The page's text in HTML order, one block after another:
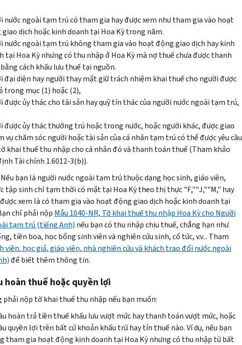
nước ngoài tạm trú có tham gia hay được xem như tham gia vào hoạt
dịch hoặc kinh doanh tại Hoa Kỳ trong năm.
nước ngoài tạm trú không tham gia vào hoạt động giao dịch hay kinh
tại Hoa Kỳ nhưng có thu nhập ở Hoa Kỳ mà nợ thuế chưa được thanh
cách khấu lưu thuế tại nguồn.
đại diện hay người thay mặt giữ trách nhiệm khai thuế cho người được
trong mục (1) hoặc (2),
được ủy thác cho tài sản hay quỹ tín thác của người nước ngoài tạm trú,
được ủy thác thường trú hoặc trong nước, hoặc người khác, được giao
vụ chăm sóc người hoặc tài sản của cá nhân tạm trú có thể được yêu cầu
khai thuế thu nhập cho cá nhân đó và thanh toán thuế (Tham khảo
Tài chính 1.6012-3(b)).
bạn là người nước ngoài tạm trú thuộc dạng học sinh, giáo viên,
tập sinh chỉ tạm thời có mặt tại Hoa Kỳ theo thị thực "F,""J,""M," hay
xem là có tham gia vào hoạt động giao dịch hoặc kinh doanh tại
chỉ phải nộp Mẫu 1040-NR, Tờ khai thuế thu nhập Hoa Kỳ cho Người
tạm trú (tiếng Anh) nếu bạn có thu nhập chịu thuế, chẳng hạn như
tiền boa, học bổng sinh viên và nghiên cứu sinh, cổ tức, v.v... Tham
viên, học giả, giáo viên, nhà nghiên cứu và khách trao đổi nước ngoài
để biết thêm thông tin.
hoàn thuế hoặc quyền lợi
phải nộp tờ khai thuế thu nhập nếu bạn muốn:
hoàn trả tiền thuế khấu lưu vượt mức hay thanh toán vượt mức, hoặc
quyền lợi trên bất cứ khoản khấu trừ hay tín thuế nào. Ví dụ, nếu bạn
tham gia hoạt động kinh doanh tại Hoa Kỳ nhưng có thu nhập từ bất